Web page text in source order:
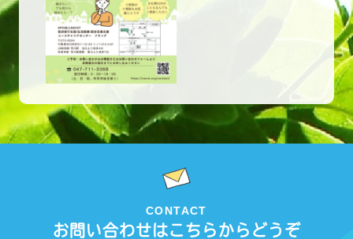
CONTACT
お問い合わせはこちらからどうぞ